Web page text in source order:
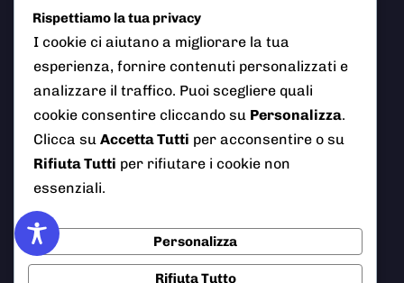
© 2026 Polizia Locale del Comune di Ciampino (Roma). Tutti
i diritti riservati
AI Info
Cookie Policy Credits
Rispettiamo la tua privacy
I cookie ci aiutano a migliorare la tua
esperienza, fornire contenuti personalizzati e
analizzare il traffico. Puoi scegliere quali
cookie consentire cliccando su Personalizza.
Clicca su Accetta Tutti per acconsentire o su
Rifiuta Tutti per rifiutare i cookie non
essenziali.
Personalizza
Rifiuta Tutto